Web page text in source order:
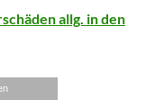
allg. in den